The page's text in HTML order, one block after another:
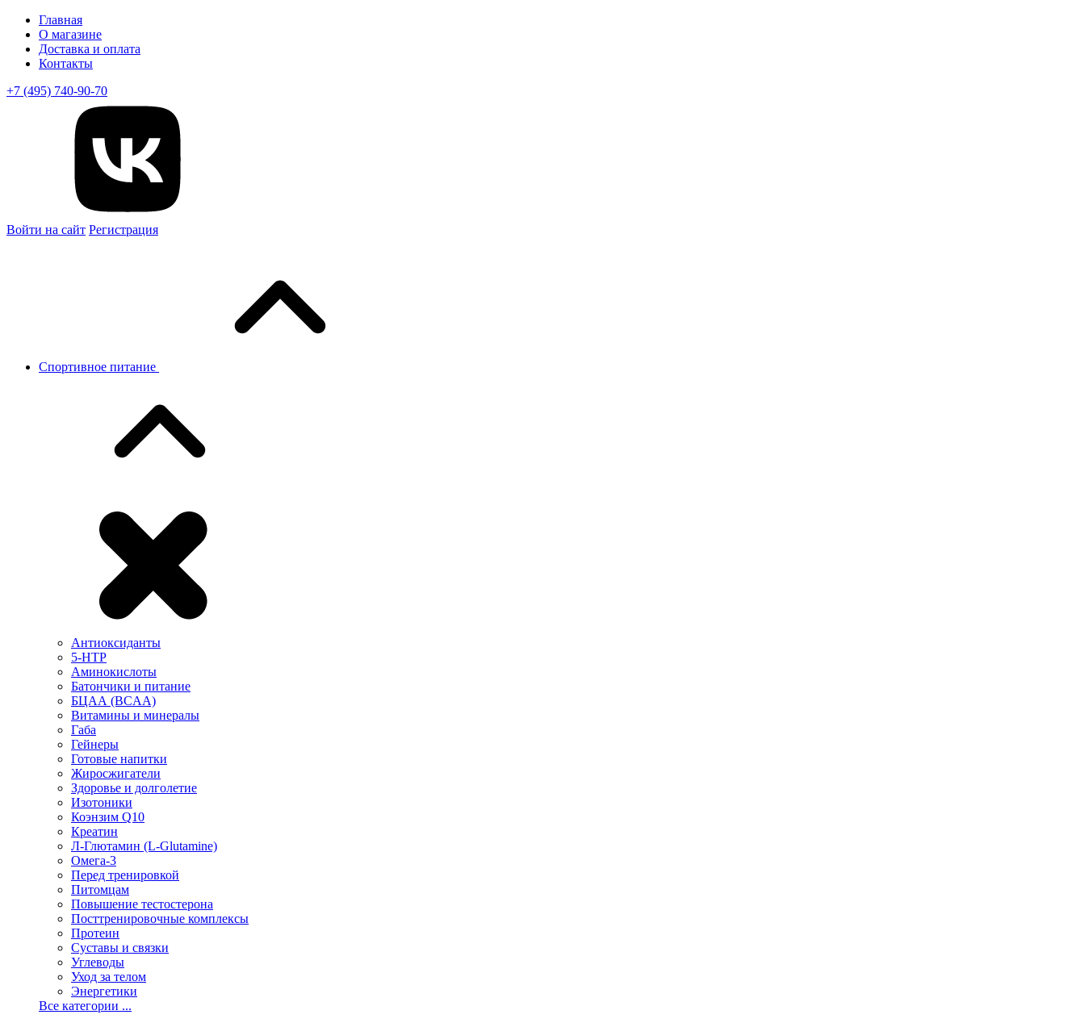
Главная
О магазине
Доставка и оплата
Контакты
+7 (495) 740-90-70
Войти на сайт Регистрация
Спортивное питание
Антиоксиданты
5-HTP
Аминокислоты
Батончики и питание
БЦАА (BCAA)
Витамины и минералы
Габа
Гейнеры
Готовые напитки
Жиросжигатели
Здоровье и долголетие
Изотоники
Коэнзим Q10
Креатин
Л-Глютамин (L-Glutamine)
Омега-3
Перед тренировкой
Питомцам
Повышение тестостерона
Посттренировочные комплексы
Протеин
Суставы и связки
Углеводы
Уход за телом
Энергетики
Все категории ...